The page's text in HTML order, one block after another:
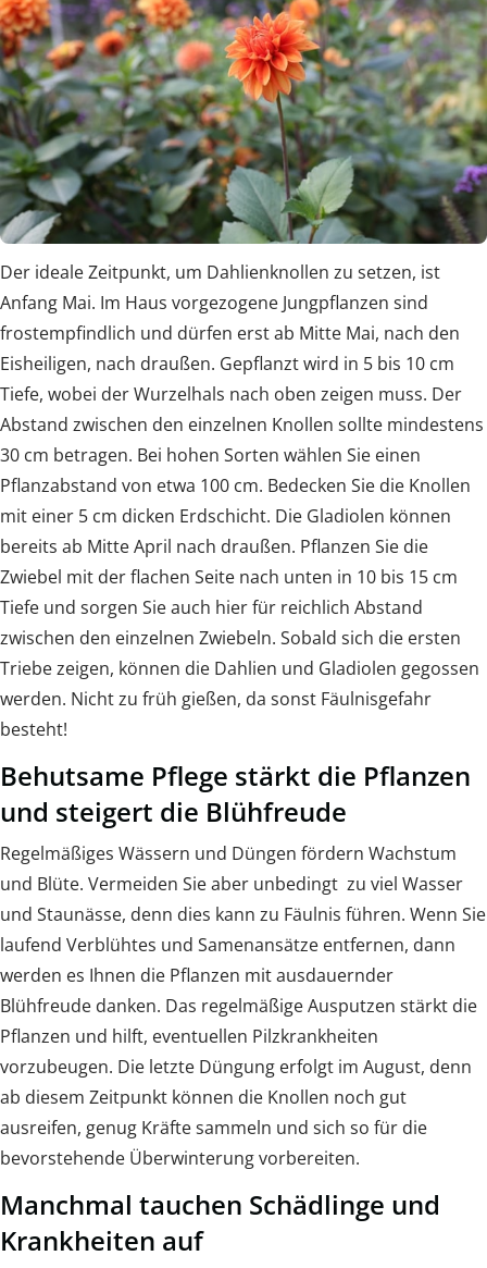
Der ideale Zeitpunkt, um Dahlienknollen zu setzen, ist
Anfang Mai. Im Haus vorgezogene Jungpflanzen sind
frostempfindlich und dürfen erst ab Mitte Mai, nach den
Eisheiligen, nach draußen. Gepflanzt wird in 5 bis 10 cm
Tiefe, wobei der Wurzelhals nach oben zeigen muss. Der
Abstand zwischen den einzelnen Knollen sollte mindestens
30 cm betragen. Bei hohen Sorten wählen Sie einen
Pflanzabstand von etwa 100 cm. Bedecken Sie die Knollen
mit einer 5 cm dicken Erdschicht. Die Gladiolen können
bereits ab Mitte April nach draußen. Pflanzen Sie die
Zwiebel mit der flachen Seite nach unten in 10 bis 15 cm
Tiefe und sorgen Sie auch hier für reichlich Abstand
zwischen den einzelnen Zwiebeln. Sobald sich die ersten
Triebe zeigen, können die Dahlien und Gladiolen gegossen
werden. Nicht zu früh gießen, da sonst Fäulnisgefahr
besteht!
Behutsame Pflege stärkt die Pflanzen
und steigert die Blühfreude
Regelmäßiges Wässern und Düngen fördern Wachstum
und Blüte. Vermeiden Sie aber unbedingt zu viel Wasser
und Staunässe, denn dies kann zu Fäulnis führen. Wenn Sie
laufend Verblühtes und Samenansätze entfernen, dann
werden es Ihnen die Pflanzen mit ausdauernder
Blühfreude danken. Das regelmäßige Ausputzen stärkt die
Pflanzen und hilft, eventuellen Pilzkrankheiten
vorzubeugen. Die letzte Düngung erfolgt im August, denn
ab diesem Zeitpunkt können die Knollen noch gut
ausreifen, genug Kräfte sammeln und sich so für die
bevorstehende Überwinterung vorbereiten.
Manchmal tauchen Schädlinge und
Krankheiten auf